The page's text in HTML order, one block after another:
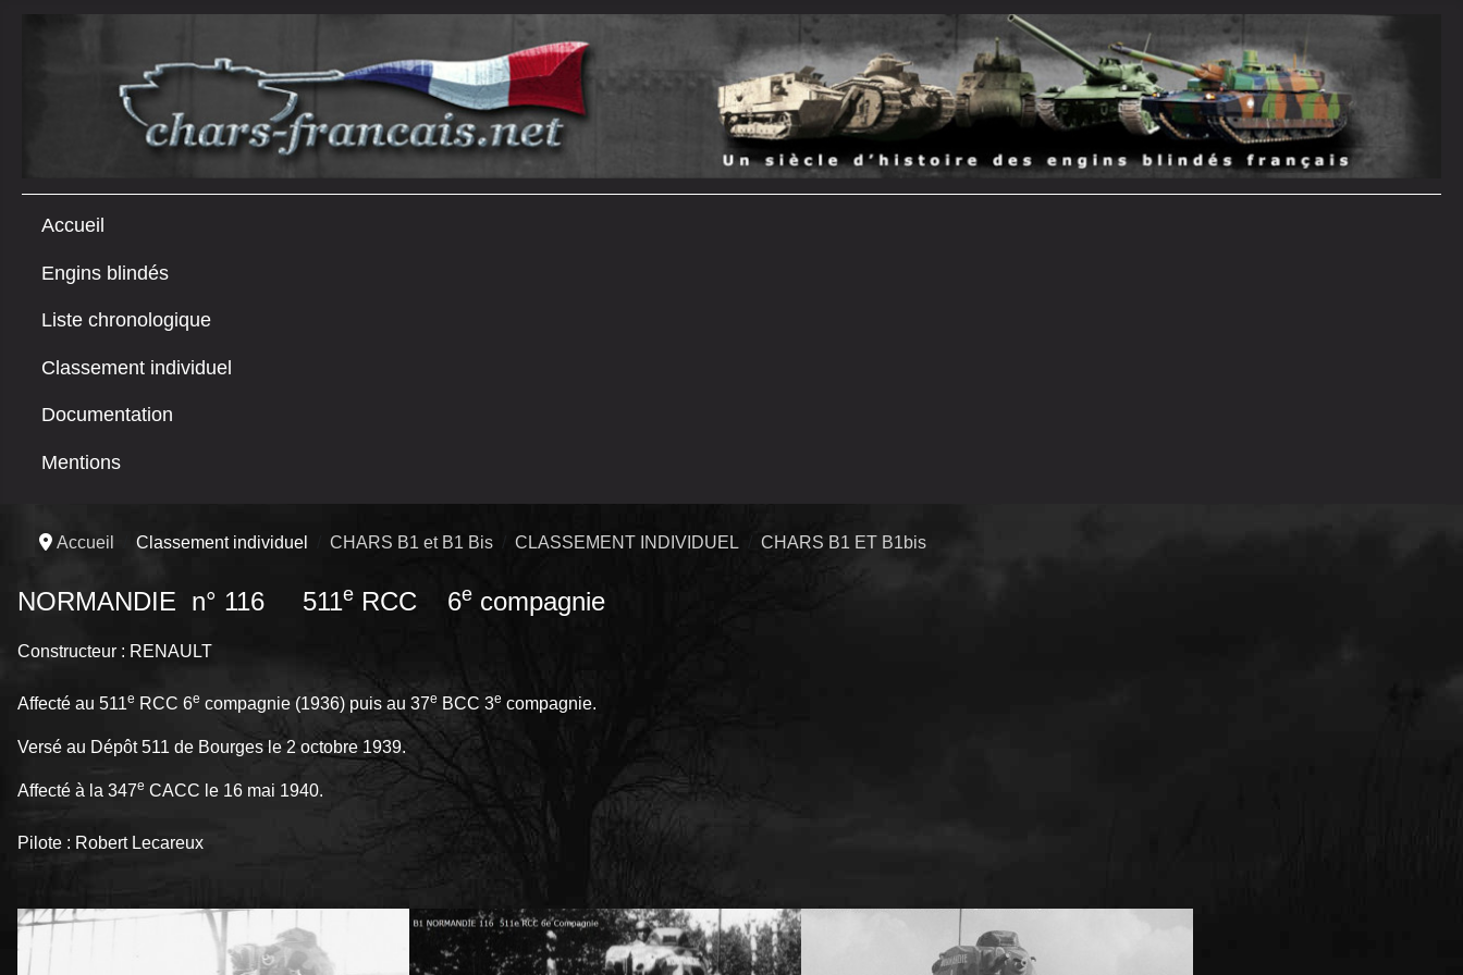
Accueil
Engins blindés
Liste chronologique
Classement individuel
Documentation
Mentions
Accueil Classement individuel CHARS B1 et B1 Bis CLASSEMENT INDIVIDUEL CHARS B1 ET B1bis
NORMANDIE n° 116 511e RCC 6e compagnie
Constructeur : RENAULT
Affecté au 511e RCC 6e compagnie (1936) puis au 37e BCC 3e compagnie.
Versé au Dépôt 511 de Bourges le 2 octobre 1939.
Affecté à la 347e CACC le 16 mai 1940.
Pilote : Robert Lecareux